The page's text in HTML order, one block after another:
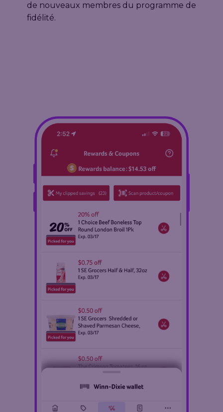
de nouveaux membres du programme de
fidélité.